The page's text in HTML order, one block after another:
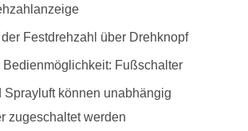
Festdrehzahl über Drehknopf
Fußschalter
Sprayluft können unabhängig
zugeschaltet werden